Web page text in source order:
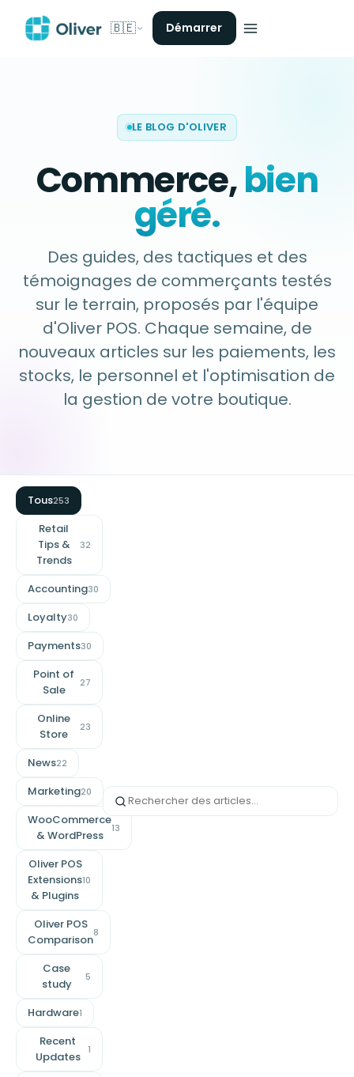
🇧🇪 Démarrer
LE BLOG D'OLIVER
Commerce,bien
géré.
Des guides, des tactiques et des
témoignages de commerçants testés
sur le terrain, proposés par l'équipe
d'Oliver POS. Chaque semaine, de
nouveaux articles sur les paiements, les
stocks, le personnel et l'optimisation de
la gestion de votre boutique.
Tous253
Retail
Tips &
Trends
32
Accounting30
Loyalty30
Payments30
Point of
Sale
27
Online
Store
23
News22
Marketing20
WooCommerce
& WordPress
13
Oliver POS
Extensions
& Plugins
10
Oliver POS
Comparison
8
Case
study
5
Hardware1
Recent
Updates
1